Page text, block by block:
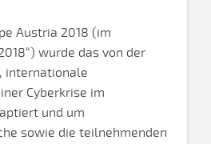
Austria 2018 (im
wurde das von der
internationale
Cyberkrise im
und um
sowie die teilnehmenden